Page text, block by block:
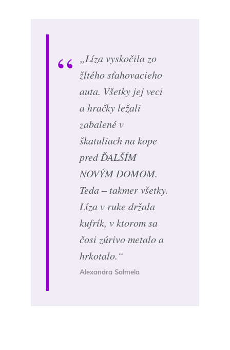
„Líza vyskočila zo
žltého sťahovacieho
auta. Všetky jej veci
a hračky ležali
zabalené v
škatuliach na kope
pred ĎALŠÍM
NOVÝM DOMOM.
Teda – takmer všetky.
Líza v ruke držala
kufrík, v ktorom sa
čosi zúrivo metalo a
hrkotalo.“
Alexandra Salmela